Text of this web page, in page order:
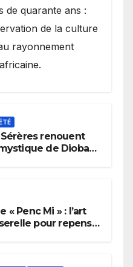
de quarante ans :
de la culture
rayonnement
renouent
de Diobaye
« Penc Mi » : l’art
pour repenser